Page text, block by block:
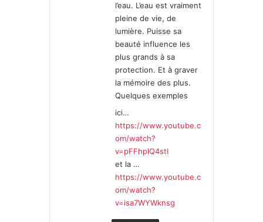
l’eau. L’eau est vraiment
pleine de vie, de
lumière. Puisse sa
beauté influence les
plus grands à sa
protection. Et à graver
la mémoire des plus.
Quelques exemples
ici…
https://www.youtube.c
om/watch?
v=pFFhplQ4stI
et la …
https://www.youtube.c
om/watch?
v=isa7WYWknsg